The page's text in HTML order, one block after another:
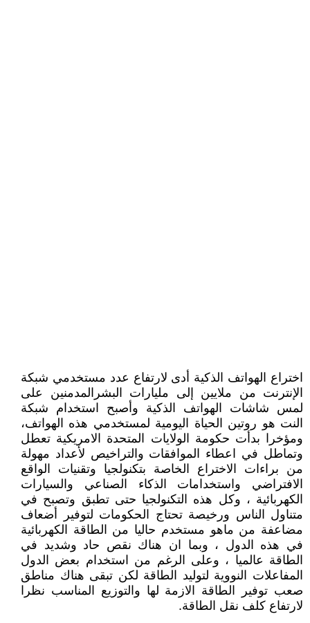
اختراع الهواتف الذكية أدى لارتفاع عدد مستخدمي شبكة
الإنترنت من ملايين إلى مليارات البشرالمدمنين على
لمس شاشات الهواتف الذكية وأصبح استخدام شبكة
النت هو روتين الحياة اليومية لمستخدمي هذه الهواتف،
ومؤخرا بدأت حكومة الولايات المتحدة الامريكية تعطل
وتماطل في اعطاء الموافقات والتراخيص لأعداد مهولة
من براءات الاختراع الخاصة بتكنولجيا وتقنيات الواقع
الافتراضي واستخدامات الذكاء الصناعي والسيارات
الكهربائية ، وكل هذه التكنولجيا حتى تطبق وتصبح في
متناول الناس ورخيصة تحتاج الحكومات لتوفير أضعاف
مضاعفة من ماهو مستخدم حاليا من الطاقة الكهربائية
في هذه الدول ، وبما ان هناك نقص حاد وشديد في
الطاقة عالميا ، وعلى الرغم من استخدام بعض الدول
المفاعلات النووية لتوليد الطاقة لكن تبقى هناك مناطق
صعب توفير الطاقة الازمة لها والتوزيع المناسب نظرا
لارتفاع كلف نقل الطاقة.